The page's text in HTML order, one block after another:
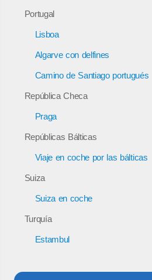
Portugal
Lisboa
Algarve con delfines
Camino de Santiago portugués
República Checa
Praga
Repúblicas Bálticas
Viaje en coche por las bálticas
Suiza
Suiza en coche
Turquía
Estambul